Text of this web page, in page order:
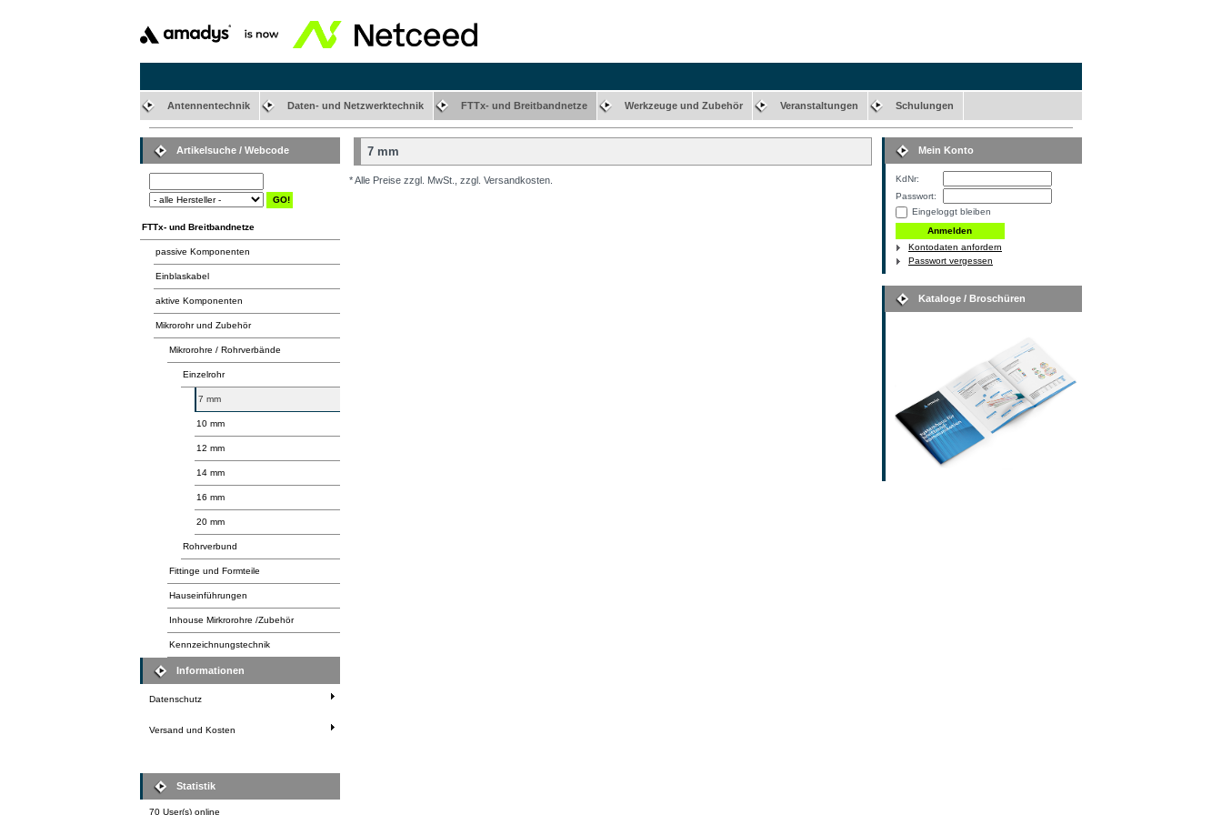
Antennentechnik Daten- und Netzwerktechnik FTTx- und Breitbandnetze Werkzeuge und Zubehör Veranstaltungen Schulungen
Artikelsuche / Webcode
FTTx- und Breitbandnetze
passive Komponenten
Einblaskabel
aktive Komponenten
Mikrorohr und Zubehör
Mikrorohre / Rohrverbände
Einzelrohr
7 mm
10 mm
12 mm
14 mm
16 mm
20 mm
Rohrverbund
Fittinge und Formteile
Hauseinführungen
Inhouse Mirkrorohre /Zubehör
Kennzeichnungstechnik
Informationen
Datenschutz
Versand und Kosten
Statistik
70 User(s) online
Mein Konto
KdNr:
Passwort:
Eingeloggt bleiben
Kontodaten anfordern
Passwort vergessen
Kataloge / Broschüren
7 mm
* Alle Preise zzgl. MwSt., zzgl. Versandkosten.